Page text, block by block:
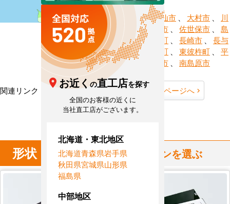
諫早市、雲仙市 大村市
川
棚町
、西海市 佐世保市
島
原市、時津町 長崎市
長与
町、波佐見町 東彼杵町
平
戸市、 松浦市 南島原市
関連リンク： TOPページへ
長崎県全域ページへ
長崎県直工店所在地
形状 からハウジングエアコンを選ぶ
お近くの直工店を探す
全国のお客様の近くに
当社直工店がございます。
北海道・東北地区
北海道青森県岩手県
秋田県宮城県山形県
福島県
中部地区